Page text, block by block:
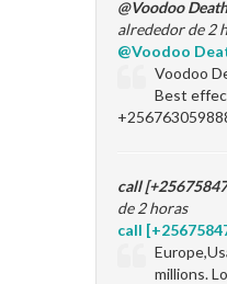
@Voodoo
alrededor de 2
@Voodoo
Voodoo
Best
call
de 2 horas
call
millions.